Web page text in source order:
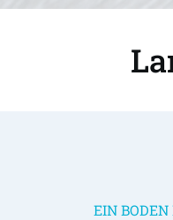
EIN